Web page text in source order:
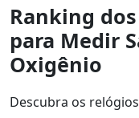
Ranking
para Medir
Oxigênio
Descubra os